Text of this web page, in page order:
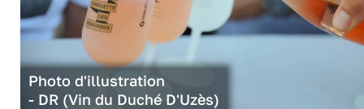
Photo d'illustration
- DR (Vin du Duché D'Uzès)